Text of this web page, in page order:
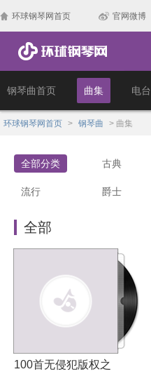
环球钢琴网首页 官网微博
钢琴曲首页 曲集 电台
环球钢琴网首页 > 钢琴曲 > 曲集
全部分类 古典
流行 爵士
全部
100首无侵犯版权之